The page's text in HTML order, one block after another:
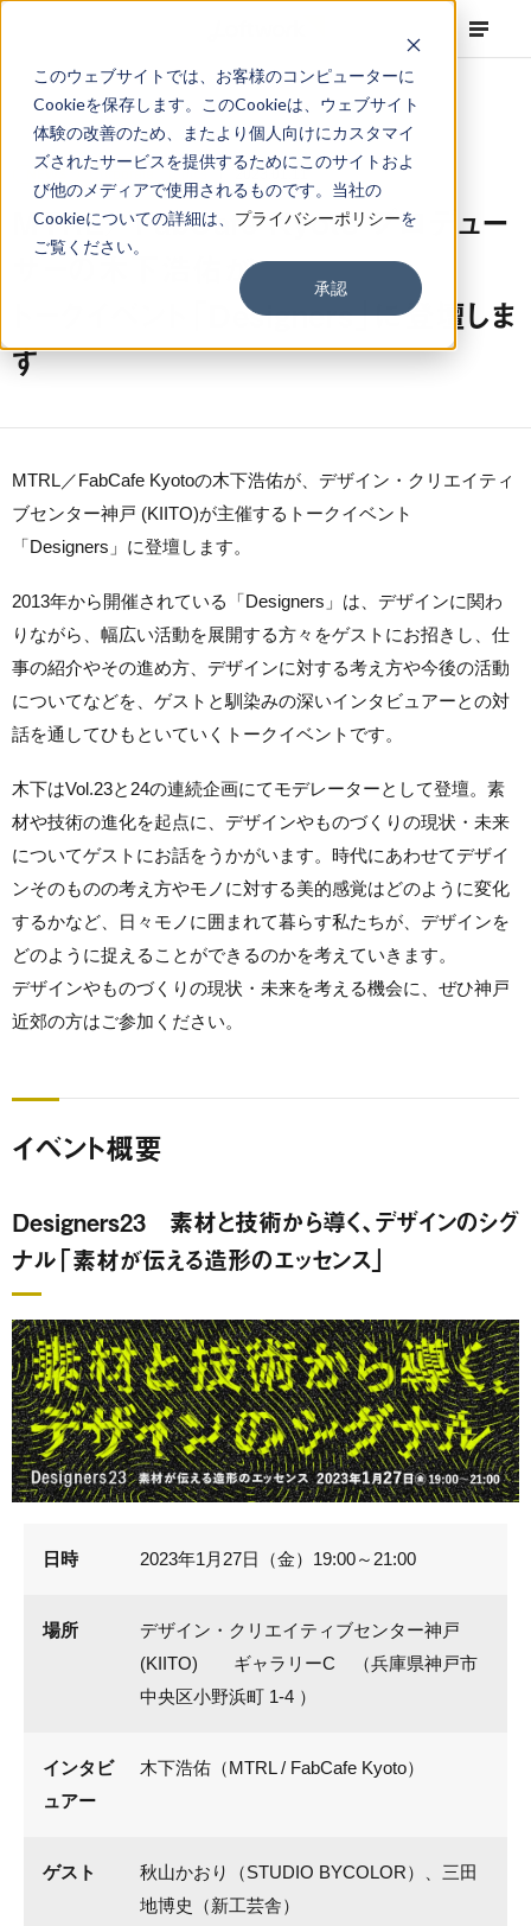
このウェブサイトでは、お客様のコンピューターに
Cookieを保存します。このCookieは、ウェブサイト
体験の改善のため、またより個人向けにカスタマイ
ズされたサービスを提供するためにこのサイトおよ
び他のメディアで使用されるものです。当社の
Cookieについての詳細は、 プライバシーポリシーを
ご覧ください。
承認
NEWS Corporate Topics 2023.01.11
MTRL／FabCafe Kyoto プロデュー
サーの木下浩佑が
トークイベント「Designers」に登壇しま
す
MTRL／FabCafe Kyotoの木下浩佑が、デザイン・クリエイティ
ブセンター神戸 (KIITO)が主催するトークイベント
「Designers」に登壇します。
2013年から開催されている「Designers」は、デザインに関わ
りながら、幅広い活動を展開する方々をゲストにお招きし、仕
事の紹介やその進め方、デザインに対する考え方や今後の活動
についてなどを、ゲストと馴染みの深いインタビュアーとの対
話を通してひもといていくトークイベントです。
木下はVol.23と24の連続企画にてモデレーターとして登壇。素
材や技術の進化を起点に、デザインやものづくりの現状・未来
についてゲストにお話をうかがいます。時代にあわせてデザイ
ンそのものの考え方やモノに対する美的感覚はどのように変化
するかなど、日々モノに囲まれて暮らす私たちが、デザインを
どのように捉えることができるのかを考えていきます。
デザインやものづくりの現状・未来を考える機会に、ぜひ神戸
近郊の方はご参加ください。
イベント概要
Designers23 素材と技術から導く、デザインのシグ
ナル「素材が伝える造形のエッセンス」
日時 2023年1月27日（金）19:00～21:00
場所
デザイン・クリエイティブセンター神戸
(KIITO) ギャラリーC （兵庫県神戸市
中央区小野浜町 1-4 ）
インタビ
ュアー
木下浩佑（MTRL / FabCafe Kyoto）
ゲスト
秋山かおり（STUDIO BYCOLOR）、三田
地博史（新工芸舎）